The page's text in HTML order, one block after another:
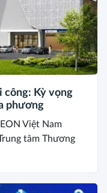
công: Kỳ vọng
phương
Việt Nam
tâm Thương